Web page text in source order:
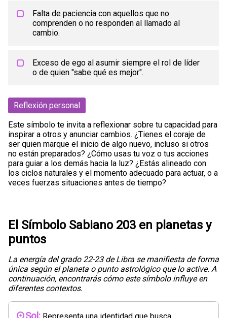
Falta de paciencia con aquellos que no
comprenden o no responden al llamado al
cambio.
Exceso de ego al asumir siempre el rol de líder
o de quien "sabe qué es mejor".
Reflexión personal
Este símbolo te invita a reflexionar sobre tu capacidad para
inspirar a otros y anunciar cambios. ¿Tienes el coraje de
ser quien marque el inicio de algo nuevo, incluso si otros
no están preparados? ¿Cómo usas tu voz o tus acciones
para guiar a los demás hacia la luz? ¿Estás alineado con
los ciclos naturales y el momento adecuado para actuar, o a
veces fuerzas situaciones antes de tiempo?
El Símbolo Sabiano 203 en planetas y
puntos
La energía del grado 22-23 de Libra se manifiesta de forma
única según el planeta o punto astrológico que lo active. A
continuación, encontrarás cómo este símbolo influye en
diferentes contextos.